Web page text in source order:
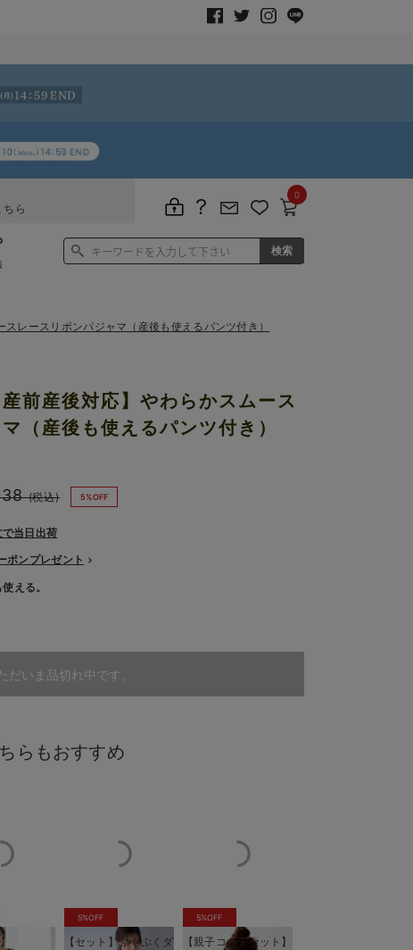
ら
0
レースリボンパジャマ（産後も使えるパンツ付き）
産前産後対応】やわらかスムース
（産後も使えるパンツ付き）
(税込) 5%OFF
当日出荷
ポンプレゼント
使える。
だいま品切れ中です。
らもおすすめ
5%OFF
【セット】ぷくぷくダ
5%OFF
【親子コーデセット】